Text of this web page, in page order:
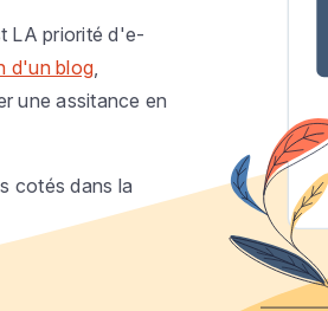
LA priorité d'e-
d'un blog,
une assitance en
cotés dans la